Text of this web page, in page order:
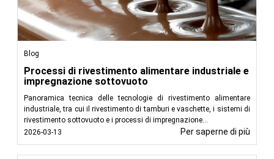
Blog
Processi di rivestimento alimentare industriale e
impregnazione sottovuoto
Panoramica tecnica delle tecnologie di rivestimento alimentare
industriale, tra cui il rivestimento di tamburi e vaschette, i sistemi di
rivestimento sottovuoto e i processi di impregnazione...
2026-03-13
Per saperne di più